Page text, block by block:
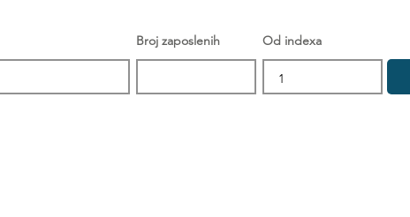
Broj zaposlenih Od indexa